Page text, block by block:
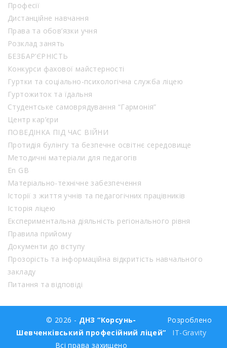
Професії
Дистанційне навчання
Права та обов’язки учня
Розклад занять
БЕЗБАР’ЄРНІСТЬ
Конкурси фахової майстерності
Гуртки та соціально-психологічна служба ліцею
Гуртожиток та їдальня
Студентське самоврядування “Гармонія”
Центр кар’єри
ПОВЕДІНКА ПІД ЧАС ВІЙНИ
Протидія булінгу та безпечне освітнє середовище
Методичні матеріали для педагогів
En GB
Матеріально-технічне забезпечення
Історії з життя учнів та педагогічних працівників
Історія ліцею
Експериментальна діяльність регіонального рівня
Правила прийому
Документи до вступу
Прозорість та інформаційна відкритість навчального
закладу
Питання та відповіді
© 2026 - ДНЗ “Корсунь-
Шевченківський професійний ліцей”
Всі права захищено
Розроблено
IT-Gravity